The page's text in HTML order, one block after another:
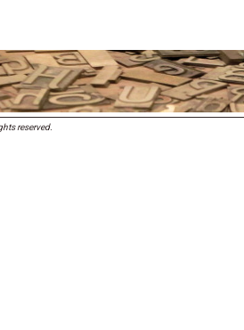
reserved.